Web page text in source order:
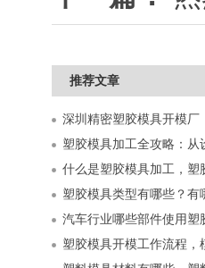
推荐文章
什么是塑胶模具加工，塑
塑胶模具类型有哪些？有
汽车行业哪些部件使用塑
塑胶模具开模工作流程，